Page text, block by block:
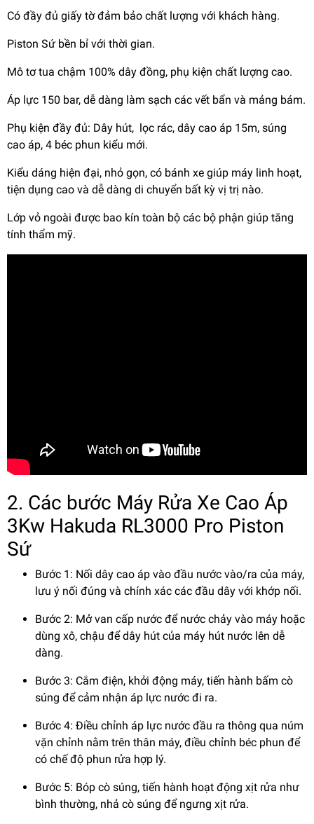
Có đầy đủ giấy tờ đảm bảo chất lượng với khách hàng.
Piston Sứ bền bỉ với thời gian.
Mô tơ tua chậm 100% dây đồng, phụ kiện chất lượng cao.
Áp lực 150 bar, dễ dàng làm sạch các vết bẩn và mảng bám.
Phụ kiện đầy đủ: Dây hút, lọc rác, dây cao áp 15m, súng
cao áp, 4 béc phun kiểu mới.
Kiểu dáng hiện đại, nhỏ gọn, có bánh xe giúp máy linh hoạt,
tiện dụng cao và dễ dàng di chuyển bất kỳ vị trị nào.
Lớp vỏ ngoài được bao kín toàn bộ các bộ phận giúp tăng
tính thẩm mỹ.
2. Các bước Máy Rửa Xe Cao Áp
3Kw Hakuda RL3000 Pro Piston
Sứ
Bước 1: Nối dây cao áp vào đầu nước vào/ra của máy,
lưu ý nối đúng và chính xác các đầu dây với khớp nối.
Bước 2: Mở van cấp nước để nước chảy vào máy hoặc
dùng xô, chậu để dây hút của máy hút nước lên dễ
dàng.
Bước 3: Cắm điện, khởi động máy, tiến hành bấm cò
súng để cảm nhận áp lực nước đi ra.
Bước 4: Điều chỉnh áp lực nước đầu ra thông qua núm
vặn chỉnh nằm trên thân máy, điều chỉnh béc phun để
có chế độ phun rửa hợp lý.
Bước 5: Bóp cò súng, tiến hành hoạt động xịt rửa như
bình thường, nhả cò súng để ngưng xịt rửa.